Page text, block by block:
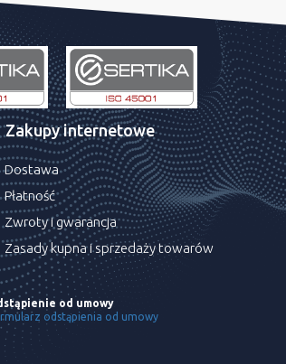
Zakupy internetowe
Dostawa
Płatność
Zwroty i gwarancja
Zasady kupna i sprzedaży towarów
od umowy
odstąpienia od umowy